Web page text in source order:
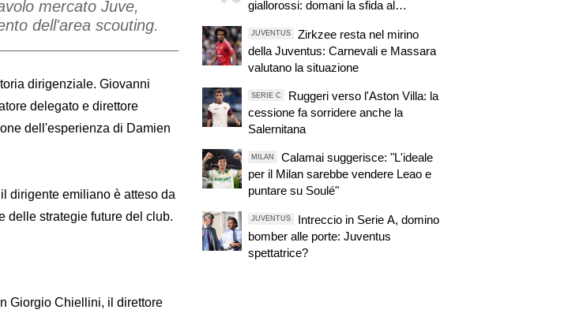
mercato Juve,
dell'area scouting.
dirigenziale. Giovanni
delegato e direttore
dell'esperienza di Damien
dirigente emiliano è atteso da
delle strategie future del club.
Giorgio Chiellini, il direttore
giallorossi: domani la sfida al
JUVENTUS
Zirkzee resta nel mirino
della Juventus: Carnevali e Massara
valutano la situazione
SERIE C
Ruggeri verso l'Aston Villa: la
cessione fa sorridere anche la
Salernitana
MILAN
Calamai suggerisce: "L'ideale
per il Milan sarebbe vendere Leao e
puntare su Soulé"
JUVENTUS
Intreccio in Serie A, domino
bomber alle porte: Juventus
spettatrice?